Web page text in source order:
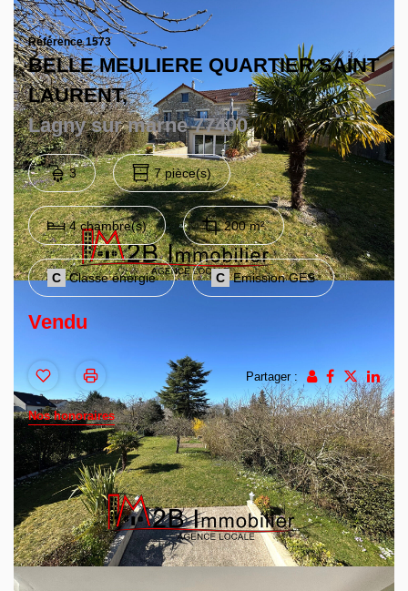
Contact
Référence 1573
BELLE MEULIERE QUARTIER SAINT
LAURENT,
Lagny sur marne 77400
3 7 pièce(s)
4 chambre(s) 200 m²
C Classe énergie C Emission GES
Vendu
Partager :
Nos honoraires
Votre agence IM2B IMMOBILIER vous propose de venir
découvrir cette authentique et belle Meulière, située à 700
mètres de la Place de la Fontaine et à 300 mètres du
groupe scolaire Saint Laurent et Saint Joseph.
Vous trouverez au rez-de-chaussée : Une belle entrée qui